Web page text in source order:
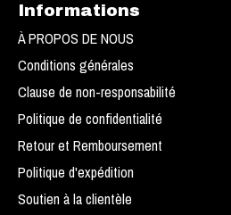
Informations
À PROPOS DE NOUS
Conditions générales
Clause de non-responsabilité
Politique de confidentialité
Retour et Remboursement
Politique d'expédition
Soutien à la clientèle